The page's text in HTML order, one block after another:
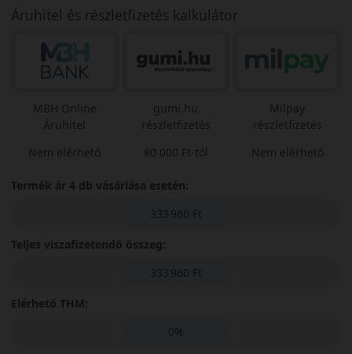
Áruhitel és részletfizetés kalkulátor
MBH Online
Áruhitel
Nem elérhető
gumi.hu
részletfizetés
80 000 Ft-tól
Milpay
részletfizetés
Nem elérhető
Termék ár 4 db vásárlása esetén:
333 960 Ft
Teljes viszafizetendő összeg:
333 960 Ft
Elérhető THM:
0%